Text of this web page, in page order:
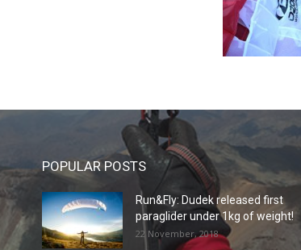
POPULAR POSTS
Run&Fly: Dudek released first
paraglider under 1kg of weight!
22 November, 2018